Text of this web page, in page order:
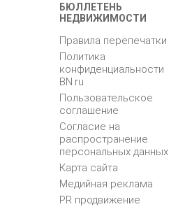
БЮЛЛЕТЕНЬ
НЕДВИЖИМОСТИ
Правила перепечатки
Политика
конфиденциальности
BN.ru
Пользовательское
соглашение
Согласие на
распространение
персональных данных
Карта сайта
Медийная реклама
PR продвижение